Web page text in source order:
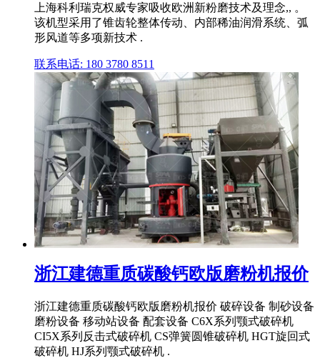
上海科利瑞克权威专家吸收欧洲新粉磨技术及理念,, 。
该机型采用了锥齿轮整体传动、内部稀油润滑系统、弧
形风道等多项新技术 .
联系电话: 180 3780 8511
浙江建德重质碳酸钙欧版磨粉机报价
浙江建德重质碳酸钙欧版磨粉机报价 破碎设备 制砂设备
磨粉设备 移动站设备 配套设备 C6X系列颚式破碎机
CI5X系列反击式破碎机 CS弹簧圆锥破碎机 HGT旋回式
破碎机 HJ系列颚式破碎机 .